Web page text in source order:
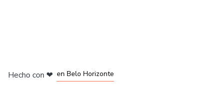
Hecho con ❤ en Belo Horizonte